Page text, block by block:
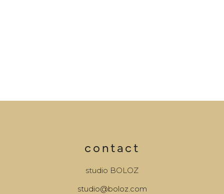
contact
studio BOLOZ
studio@boloz.com